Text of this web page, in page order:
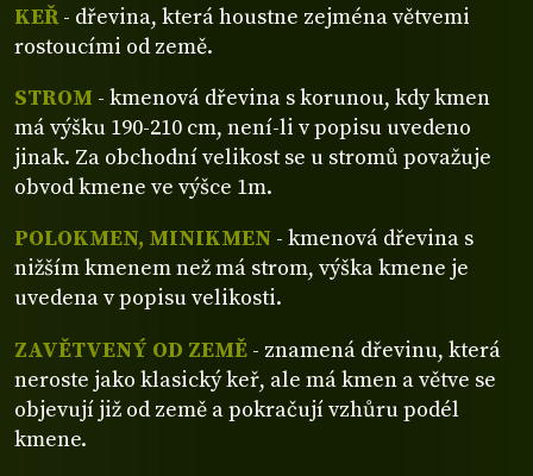
KEŘ- dřevina, která houstne zejména větvemi
rostoucími od země.
STROM - kmenová dřevina s korunou, kdy kmen
má výšku 190-210 cm, není-li v popisu uvedeno
jinak. Za obchodní velikost se u stromů považuje
obvod kmene ve výšce 1m.
POLOKMEN, MINIKMEN - kmenová dřevina s
nižším kmenem než má strom, výška kmene je
uvedena v popisu velikosti.
ZAVĚTVENÝ OD ZEMĚ - znamená dřevinu, která
neroste jako klasický keř, ale má kmen a větve se
objevují již od země a pokračují vzhůru podél
kmene.